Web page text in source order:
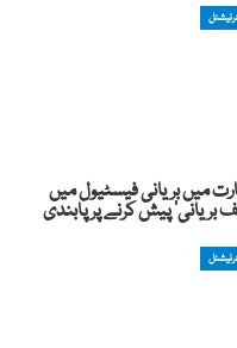
میں بریانی فیسٹیول میں
بریانی‘ پیش کرنے پر پابندی